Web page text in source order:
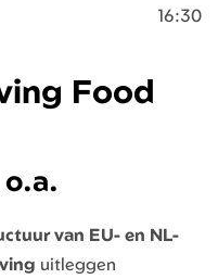
16:30
Food
van EU- en NL-
uitleggen